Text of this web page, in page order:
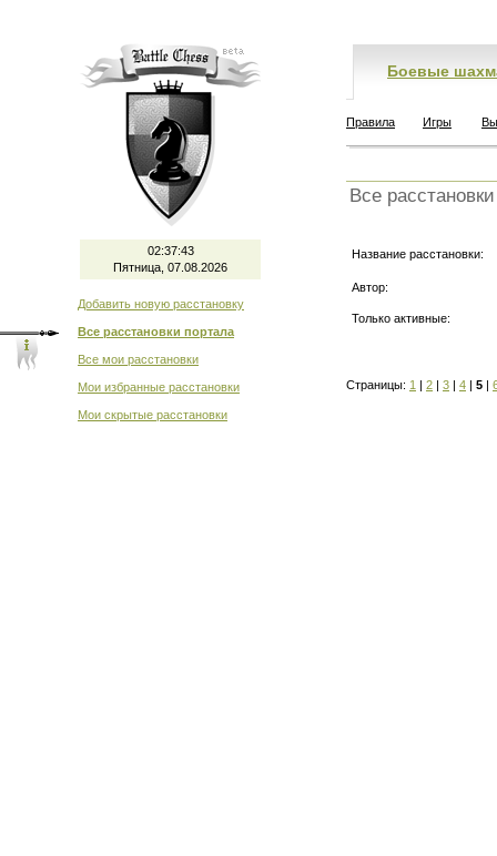
02:37:43
Пятница, 07.08.2026
Добавить новую расстановку
Все расстановки портала
Все мои расстановки
Мои избранные расстановки
Мои скрытые расстановки
Боевые
Правила Игры
Все
Название расстановки:
Автор:
Только активные:
Страницы: 1 | 2 | 3 | 4 | 5 |